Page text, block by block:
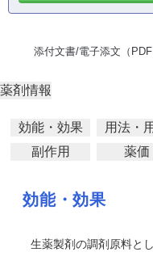
添付文書/電子添文（PDF
薬剤情報
効能・効果 用法・
副作用
薬価
効能・効果
生薬製剤の調剤原料と